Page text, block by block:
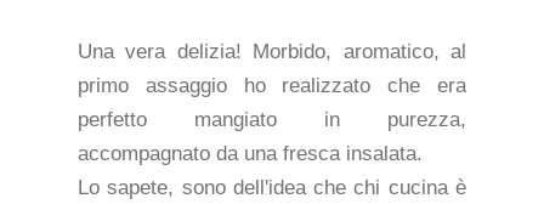
Una vera delizia! Morbido, aromatico, al
primo assaggio ho realizzato che era
perfetto mangiato in purezza,
accompagnato da una fresca insalata.
Lo sapete, sono dell'idea che chi cucina è